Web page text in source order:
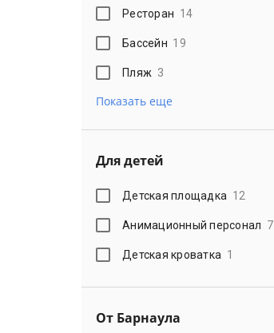
Ресторан 14
Бассейн 19
Пляж 3
Показать еще
Для детей
Детская площадка 12
Анимационный персонал 7
Детская кроватка 1
От Барнаула